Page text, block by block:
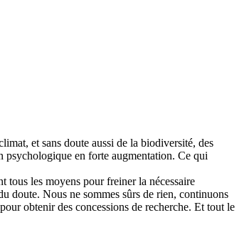
et sans doute aussi de la biodiversité, des
psychologique en forte augmentation. Ce qui
tous les moyens pour freiner la nécessaire
doute. Nous ne sommes sûrs de rien, continuons
obtenir des concessions de recherche. Et tout le